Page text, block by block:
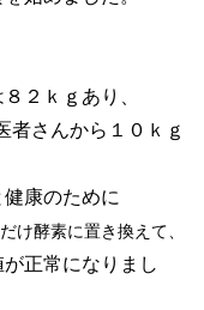
２ｋｇあり、
者さんから１０ｋｇ
康のために
け酵素に置き換えて、
正常になりまし